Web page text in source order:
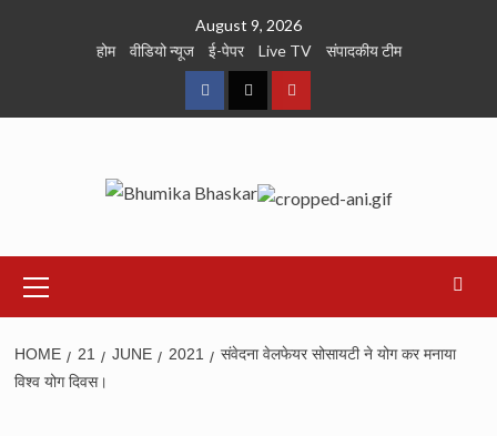
August 9, 2026
होम
वीडियो न्यूज ई-पेपर Live TV संपादकीय टीम
FacebookTwitterYoutube
Menu
HOME 21 JUNE 2021
संवेदना वेलफेयर सोसायटी ने योग कर मनाया
विश्व योग दिवस।